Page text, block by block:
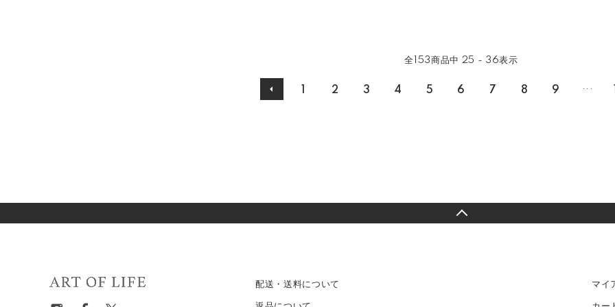
全 153 商品中 25 - 36表示
2 3 4 5 6 7 8 9 ...
配送・送料について マイ